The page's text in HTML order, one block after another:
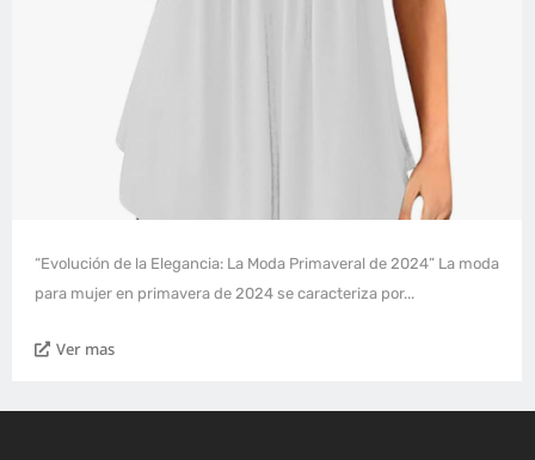
“Evolución de la Elegancia: La Moda Primaveral de 2024” La moda
para mujer en primavera de 2024 se caracteriza por...
Ver mas